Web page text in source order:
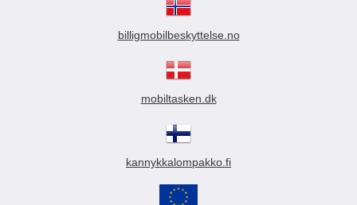
billigmobilbeskyttelse.no
mobiltasken.dk
kannykkalompakko.fi